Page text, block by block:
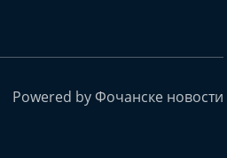
Powered by Фочанске новости